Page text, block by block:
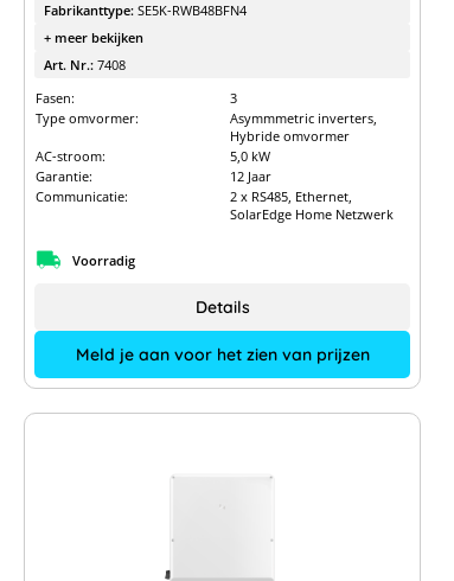
Fabrikanttype: SE5K-RWB48BFN4
+ meer bekijken
Art. Nr.: 7408
Fasen:
3
Type omvormer:
Asymmmetric inverters,
Hybride omvormer
AC-stroom:
5,0 kW
Garantie:
12 Jaar
Communicatie:
2 x RS485, Ethernet,
SolarEdge Home Netzwerk
Voorradig
Meld je aan voor het zien van prijzen
Details